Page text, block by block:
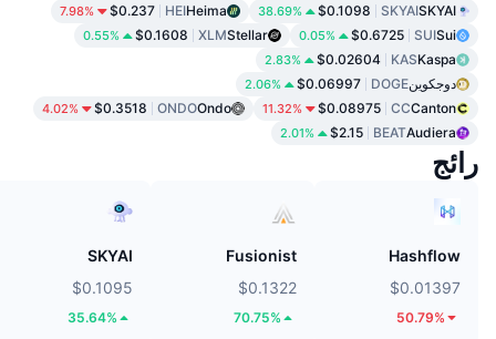
SKYAI
SKYAI
$0.1098
38.69%
Heima
HEI
$0.237
7.98%
Sui
SUI
$0.6725
0.05%
Stellar
XLM
$0.1608
0.55%
Kaspa
KAS
$0.02604
2.83%
دوجكوينDOGE
$0.06997
2.06%
Canton
CC
$0.08975
11.32%
Ondo
ONDO
$0.3518
4.02%
Audiera
BEAT
$2.15
2.01%
رائج
Hashflow
$0.01397
50.79%
Fusionist
$0.1322
70.75%
SKYAI
$0.1095
35.64%